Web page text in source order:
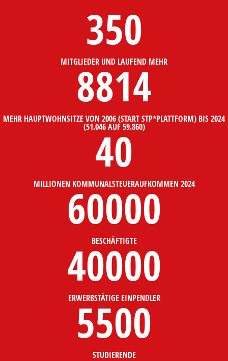
350
MITGLIEDER UND LAUFEND MEHR
8814
MEHR HAUPTWOHNSITZE VON 2006 (START STP*PLATTFORM) BIS 2024
(51.046 AUF 59.860)
40
MILLIONEN KOMMUNALSTEUERAUFKOMMEN 2024
60000
BESCHÄFTIGTE
40000
ERWERBSTÄTIGE EINPENDLER
5500
STUDIERENDE